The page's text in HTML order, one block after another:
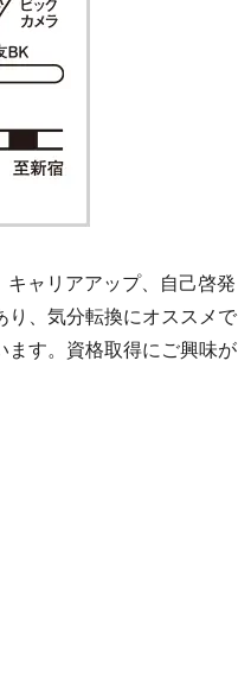
ャリアアップ、自己啓発
り、気分転換にオススメで
す。資格取得にご興味が